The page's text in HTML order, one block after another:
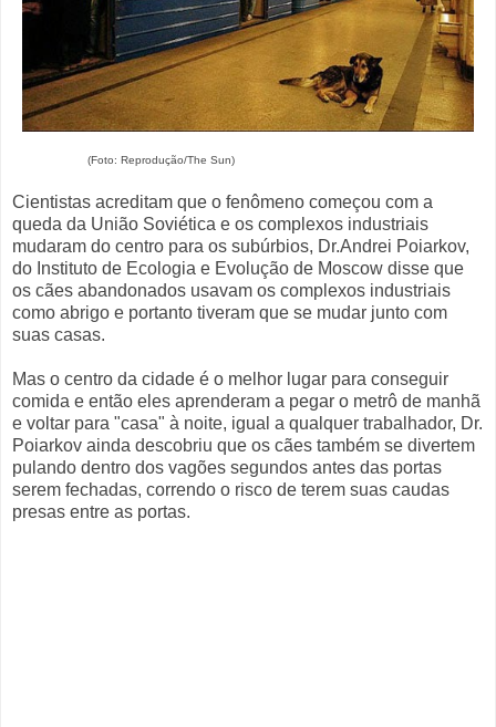
(Foto: Reprodução/The Sun)
Cientistas acreditam que o fenômeno começou com a
queda da União Soviética e os complexos industriais
mudaram do centro para os subúrbios, Dr.Andrei Poiarkov,
do Instituto de Ecologia e Evolução de Moscow disse que
os cães abandonados usavam os complexos industriais
como abrigo e portanto tiveram que se mudar junto com
suas casas.
Mas o centro da cidade é o melhor lugar para conseguir
comida e então eles aprenderam a pegar o metrô de manhã
e voltar para "casa" à noite, igual a qualquer trabalhador, Dr.
Poiarkov ainda descobriu que os cães também se divertem
pulando dentro dos vagões segundos antes das portas
serem fechadas, correndo o risco de terem suas caudas
presas entre as portas.